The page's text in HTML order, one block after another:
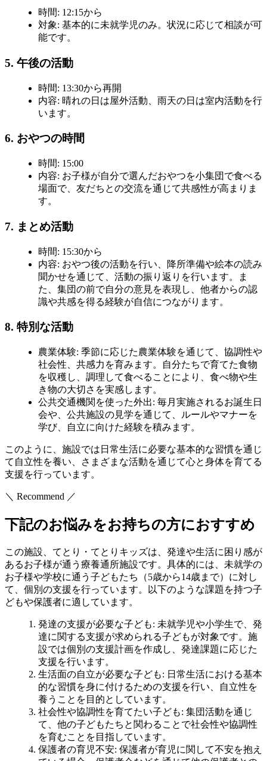
時間: 12:15から
対象: 基本的に未就学児のみ。状況に応じて相談が可
能です。
5. 午後の活動
時間: 13:30から再開
内容: 晴れの日は屋外活動、雨天の日は室内活動を行
います。
6. おやつの時間
時間: 15:00
内容: お子様が自分で選んだおやつを小集団で食べる
場面で、友だちとの交流を通じて共感性が高まりま
す。
7. まとめ活動
時間: 15:30から
内容: おやつ後の活動を行い、降所準備や絵本の読み
聞かせを通じて、活動の振り返りを行います。ま
た、集団の前で自分の意見を表現し、他者からの認
識や共感を得る経験が自信につながります。
8. 特別な活動
農業体験: 季節に応じた農業体験を通じて、協調性や
社会性、共感力を育みます。自分たちで育てた食物
を収穫し、調理して食べることにより、食べ物や生
き物の大切さを実感します。
公共交通機関を使った外出: 毎月実施されるお誕生日
会や、公共施設の見学を通じて、ルールやマナーを
学び、自立に向けた経験を積みます。
このように、施設では日常生活に必要な基本的な習慣を通じ
て自立性を養い、さまざまな活動を通じて心と身体を育てる
支援を行っています。
＼ Recommend ／
下記のお悩みをお持ちの方におすすめ
この施設、てとり・てとりキッズは、発達や生活に困り感が
あるお子様が通う療養通所施設です。具体的には、未就学の
お子様や学校に通う子どもたち（5歳から14歳まで）に対し
て、個別の支援を行っています。以下のような課題を持つ子
どもや保護者に適しています。
発達の支援が必要な子ども: 未就学児や小学生で、発
達に関する支援が求められる子どもが対象です。施
設では個別の支援計画を作成し、発達課題に応じた
支援を行います。
生活面の自立が必要な子ども: 日常生活における基本
的な習慣を身に付けるための支援を行い、自立性を
養うことを目的としています。
社会性や協調性を育てたい子ども: 集団活動を通じ
て、他の子どもたちと関わることで社会性や協調性
を育むことを目指しています。
保護者の育児不安: 保護者が育児に関して不安を抱え